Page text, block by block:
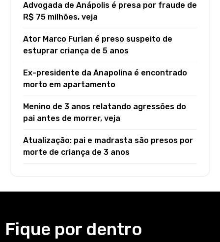
Advogada de Anápolis é presa por fraude de
R$ 75 milhões, veja
Ator Marco Furlan é preso suspeito de
estuprar criança de 5 anos
Ex-presidente da Anapolina é encontrado
morto em apartamento
Menino de 3 anos relatando agressões do
pai antes de morrer, veja
Atualização: pai e madrasta são presos por
morte de criança de 3 anos
Fique por dentro